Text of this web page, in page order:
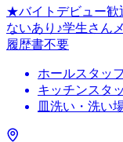
★バイトデビュー歓
ないあり♪学生さん
履歴書不要
ホールスタッフ
キッチンスタ
皿洗い・洗い